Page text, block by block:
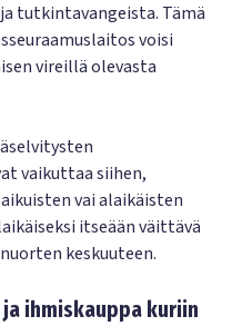
tutkintavangeista. Tämä
voisi
vireillä olevasta
vaikuttaa siihen,
vai alaikäisten
itseään väittävä
keskuuteen.
ihmiskauppa kuriin